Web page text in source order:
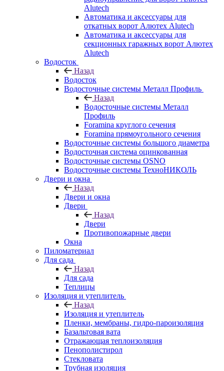
Alutech
Автоматика и аксессуары для
откатных ворот Алютех Alutech
Автоматика и аксессуары для
секционных гаражных ворот Алютех
Alutech
Водосток
Назад
Водосток
Водосточные системы Металл Профиль
Назад
Водосточные системы Металл
Профиль
Foramina круглого сечения
Foramina прямоугольного сечения
Водосточные системы большого диаметра
Водосточная система оцинкованная
Водосточные системы OSNO
Водосточные системы ТехноНИКОЛЬ
Двери и окна
Назад
Двери и окна
Двери
Назад
Двери
Противопожарные двери
Окна
Пиломатериал
Для сада
Назад
Для сада
Теплицы
Изоляция и утеплитель
Назад
Изоляция и утеплитель
Пленки, мембраны, гидро-пароизоляция
Базальтовая вата
Отражающая теплоизоляция
Пенополистирол
Стекловата
Трубная изоляция